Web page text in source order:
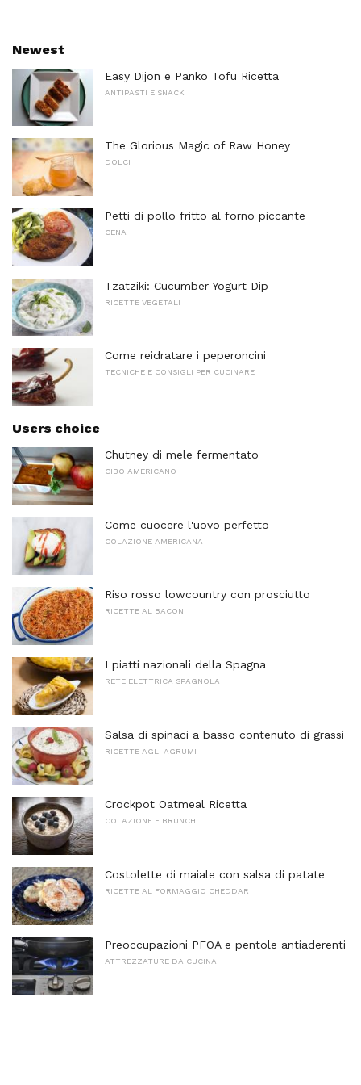
Newest
Easy Dijon e Panko Tofu Ricetta
ANTIPASTI E SNACK
The Glorious Magic of Raw Honey
DOLCI
Petti di pollo fritto al forno piccante
CENA
Tzatziki: Cucumber Yogurt Dip
RICETTE VEGETALI
Come reidratare i peperoncini
TECNICHE E CONSIGLI PER CUCINARE
Users choice
Chutney di mele fermentato
CIBO AMERICANO
Come cuocere l'uovo perfetto
COLAZIONE AMERICANA
Riso rosso lowcountry con prosciutto
RICETTE AL BACON
I piatti nazionali della Spagna
RETE ELETTRICA SPAGNOLA
Salsa di spinaci a basso contenuto di grassi
RICETTE AGLI AGRUMI
Crockpot Oatmeal Ricetta
COLAZIONE E BRUNCH
Costolette di maiale con salsa di patate
RICETTE AL FORMAGGIO CHEDDAR
Preoccupazioni PFOA e pentole antiaderenti
ATTREZZATURE DA CUCINA